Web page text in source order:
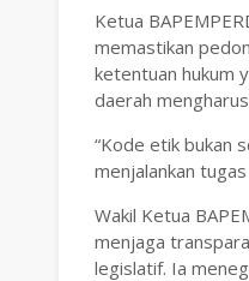
Ketua
memastikan
ketentuan hukum
daerah
“Kode etik bukan
menjalankan
Wakil Ketua
menjaga
legislatif. Ia